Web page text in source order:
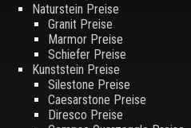
Naturstein Preise
Granit Preise
Marmor Preise
Schiefer Preise
Kunststein Preise
Silestone Preise
Caesarstone Preise
Diresco Preise